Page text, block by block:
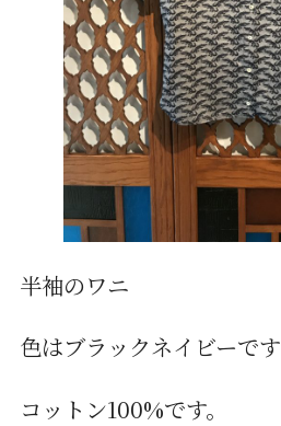
半袖のワニ
色はブラックネイビーです
コットン100%です。